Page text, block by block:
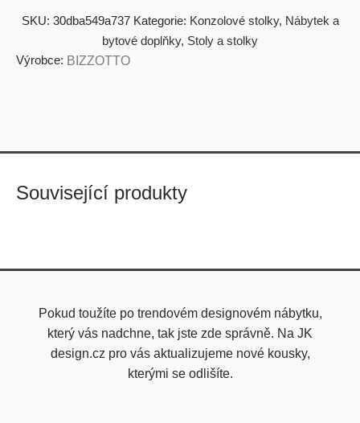
SKU: 30dba549a737 Kategorie: Konzolové stolky, Nábytek a
bytové doplňky, Stoly a stolky
Výrobce: BIZZOTTO
Související produkty
Pokud toužíte po trendovém designovém nábytku,
který vás nadchne, tak jste zde správně. Na JK
design.cz pro vás aktualizujeme nové kousky,
kterými se odlišíte.